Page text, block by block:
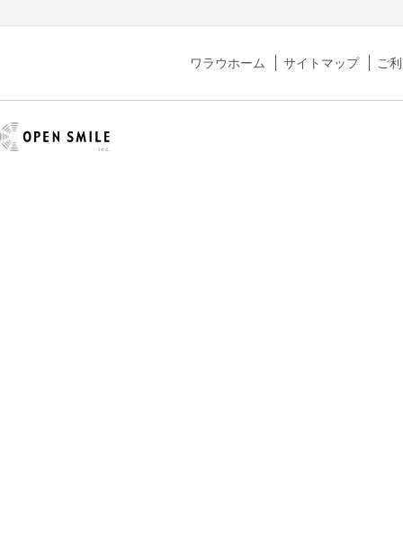
ワラウホーム サイトマップ ご